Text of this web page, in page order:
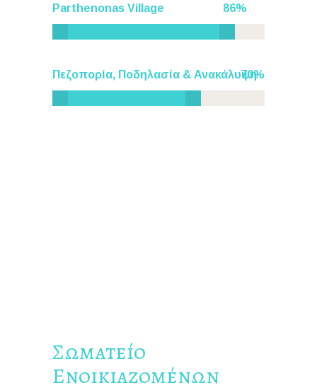
Parthenonas Village 86
Πεζοπορία, Ποδηλασία & Ανακάλυψη
70
Σωματείο
Ενοικιαζομένων